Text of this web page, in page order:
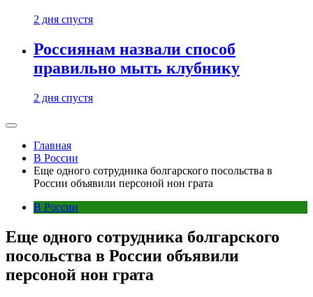
2 дня спустя
Россиянам назвали способ
правильно мыть клубнику
2 дня спустя
Главная
В России
Еще одного сотрудника болгарского посольства в
России объявили персоной нон грата
В России
Еще одного сотрудника болгарского
посольства в России объявили
персоной нон грата